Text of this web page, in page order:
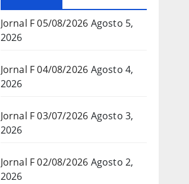
Jornal F 05/08/2026 Agosto 5,
2026
Jornal F 04/08/2026 Agosto 4,
2026
Jornal F 03/07/2026 Agosto 3,
2026
Jornal F 02/08/2026 Agosto 2,
2026